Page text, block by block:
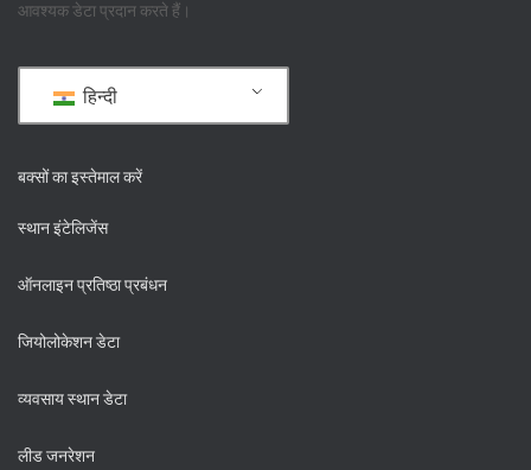
आवश्यक डेटा प्रदान करते हैं।
हिन्दी
बक्सों का इस्तेमाल करें
स्थान इंटेलिजेंस
ऑनलाइन प्रतिष्ठा प्रबंधन
जियोलोकेशन डेटा
व्यवसाय स्थान डेटा
लीड जनरेशन